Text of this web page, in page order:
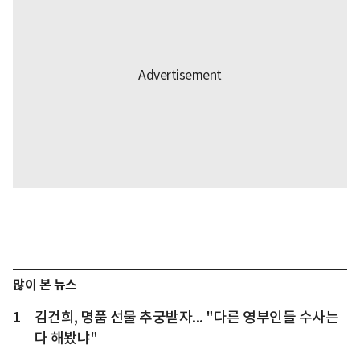
많이 본 뉴스
1
김건희, 명품 선물 추궁받자... "다른 영부인들 수사는
다 해봤냐"